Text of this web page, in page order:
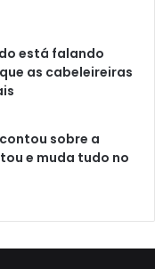
está falando
as cabeleireiras
sobre a
e muda tudo no